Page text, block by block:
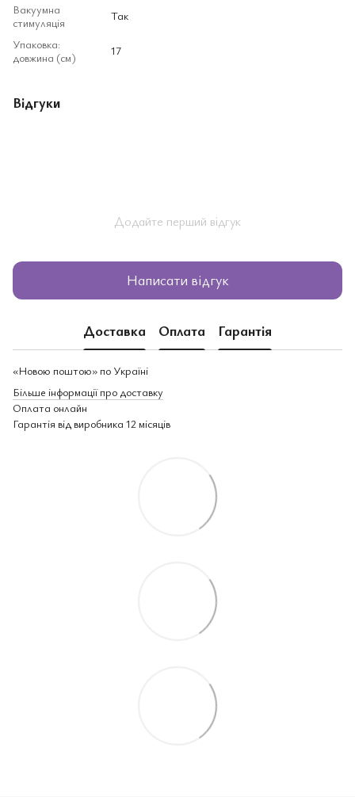
Вакуумна
стимуляція
Так
Упаковка:
довжина (см)
17
Відгуки
Додайте перший відгук
Написати відгук
Доставка Оплата Гарантія
«Новою поштою» по Україні
Більше інформації про доставку
Оплата онлайн
Гарантія від виробника 12 місяців